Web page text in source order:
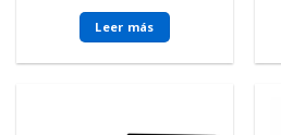
Leer más